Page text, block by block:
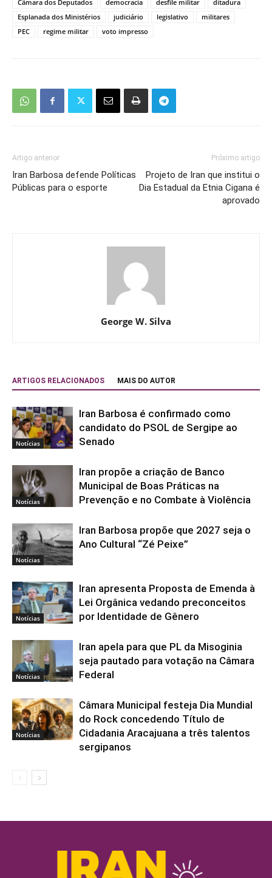
Câmara dos Deputados
democracia desfile militar
ditadura
Esplanada dos Ministérios
judiciário legislativo
militares
PEC
regime militar voto impresso
Artigo anterior
Iran Barbosa defende Políticas
Públicas para o esporte
Próximo artigo
Projeto de Iran que institui o
Dia Estadual da Etnia Cigana é
aprovado
George W. Silva
ARTIGOS RELACIONADOS MAIS DO AUTOR
Notícias
Iran Barbosa é confirmado como
candidato do PSOL de Sergipe ao
Senado
Notícias
Iran propõe a criação de Banco
Municipal de Boas Práticas na
Prevenção e no Combate à Violência
Notícias
Iran Barbosa propõe que 2027 seja o
Ano Cultural “Zé Peixe”
Notícias
Iran apresenta Proposta de Emenda à
Lei Orgânica vedando preconceitos
por Identidade de Gênero
Notícias
Iran apela para que PL da Misoginia
seja pautado para votação na Câmara
Federal
Notícias
Câmara Municipal festeja Dia Mundial
do Rock concedendo Título de
Cidadania Aracajuana a três talentos
sergipanos